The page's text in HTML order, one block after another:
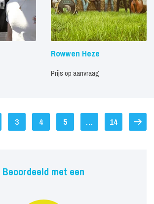
Rowwen Heze
Prijs op aanvraag
3 4 5 … 14
Beoordeeld met een